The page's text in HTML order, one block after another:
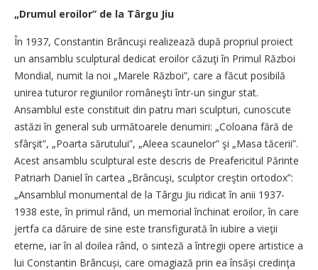
„Drumul eroilor” de la Târgu Jiu
În 1937, Constantin Brâncuşi realizează după propriul proiect
un ansamblu sculptural dedicat eroilor căzuţi în Primul Război
Mondial, numit la noi „Marele Război”, care a făcut posibilă
unirea tuturor regiunilor româneşti într-un singur stat.
Ansamblul este constituit din patru mari sculpturi, cunoscute
astăzi în general sub următoarele denumiri: „Coloana fără de
sfârşit”, „Poarta sărutului”, „Aleea scaunelor” şi „Masa tăcerii”.
Acest ansamblu sculptural este descris de Preafericitul Părinte
Patriarh Daniel în cartea „Brâncuşi, sculptor creştin ortodox”:
„Ansamblul monumental de la Târgu Jiu ridicat în anii 1937-
1938 este, în primul rând, un memorial închinat eroilor, în care
jertfa ca dăruire de sine este transfigurată în iubire a vieţii
eterne, iar în al doilea rând, o sinteză a întregii opere artistice a
lui Constantin Brâncuși, care omagiază prin ea însăși credinţa